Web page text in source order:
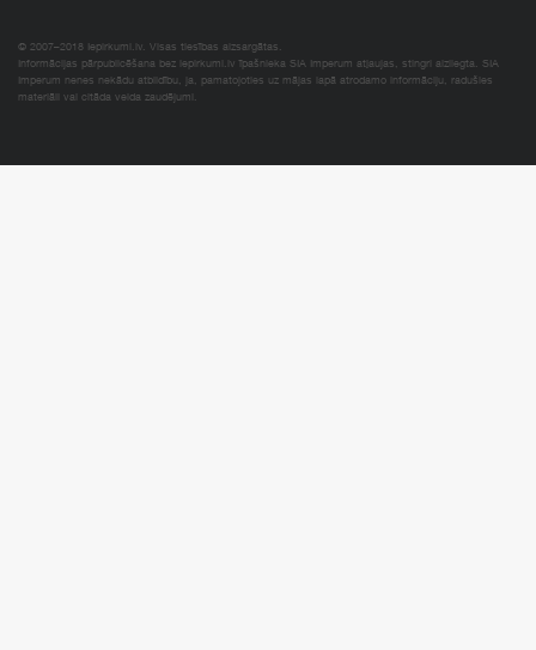
© 2007–2018 Iepirkumi.lv. Visas tiesības aizsargātas.
Informācijas pārpublicēšana bez iepirkumi.lv īpašnieka SIA Imperum atļaujas, stingri aizliegta. SIA
Imperum nenes nekādu atbildību, ja, pamatojoties uz mājas lapā atrodamo informāciju, radušies
materiāli vai citāda veida zaudējumi.